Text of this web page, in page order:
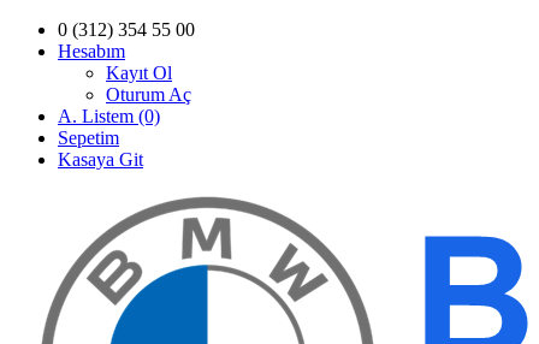
0 (312) 354 55 00
Hesabım
Kayıt Ol
Oturum Aç
A. Listem (0)
Sepetim
Kasaya Git